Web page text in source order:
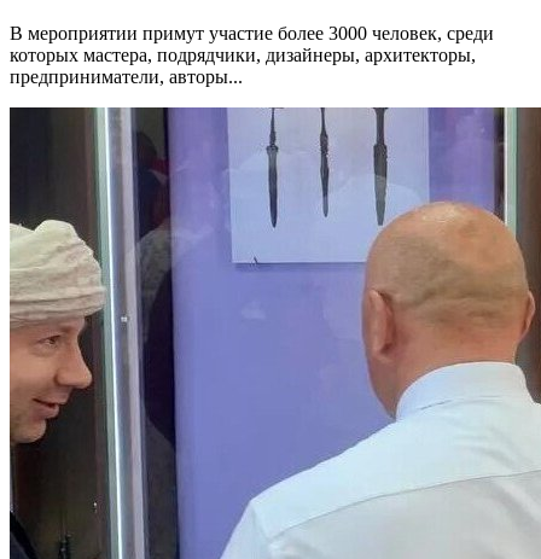
В мероприятии примут участие более 3000 человек, среди
которых мастера, подрядчики, дизайнеры, архитекторы,
предприниматели, авторы...